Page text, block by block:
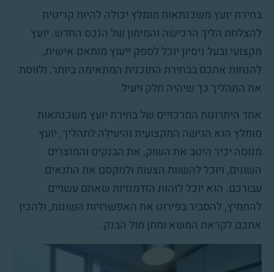
בחירת יועץ משכנתאות מומלץ יכולה להיות קריטית
להצלחת הליך הרכישה והמימון של הנכס החדש. יועץ
מקצועי ובעל ניסיון יוכל לספק ייעוץ מותאם אישית,
להנחות אתכם בבחירת התוכנית המתאימה ביותר, ולווסת
את התהליך כך שיהיה חלק ויעיל.
אחד היתרונות המרכזיים של בחירת יועץ משכנתאות
מומלץ הוא הגישה המקצועית והיעילה לתהליך. יועץ
מנוסה יכיר היטב את השוק, את הבנקים והמוצרים
השונים, ויוכל להשוות הצעות ולמקסם את התנאים
עבורכם. הוא יוכל לזהות הזדמנויות שאתם עשויים
להחמיץ, להסביר בפירוט את האפשרויות השונות, ולהכין
אתכם לקראת המשא ומתן מול הבנק.